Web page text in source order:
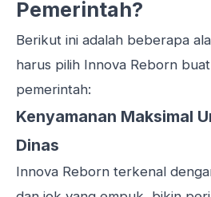
Pemerintah?
Berikut ini adalah beberapa
harus pilih Innova Reborn
pemerintah:
Kenyamanan Maksimal
Dinas
Innova Reborn terkenal